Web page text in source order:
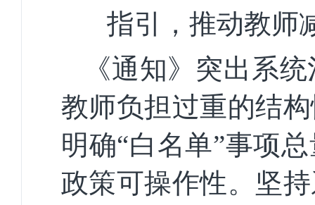
指引，推动教师
《通知》突出系
教师负担过重的结
明确“白名单”事项
政策可操作性。坚